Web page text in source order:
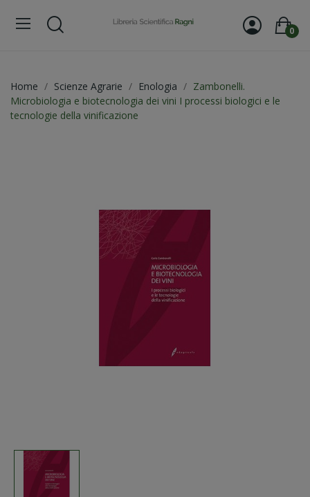
0
Home Scienze Agrarie Enologia
Zambonelli.
Microbiologia e biotecnologia dei vini I processi biologici e le
tecnologie della vinificazione